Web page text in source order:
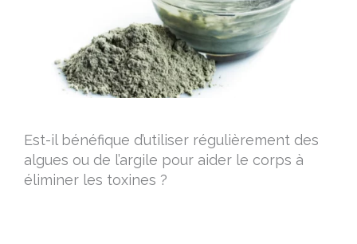
Est-il bénéfique d’utiliser régulièrement des
algues ou de l’argile pour aider le corps à
éliminer les toxines ?